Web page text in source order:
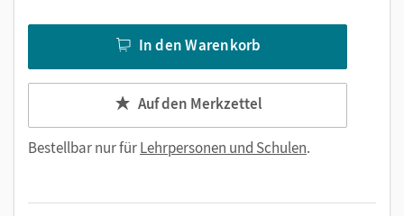
In den Warenkorb
Auf den Merkzettel
Bestellbar nur fürLehrpersonen und Schulen.